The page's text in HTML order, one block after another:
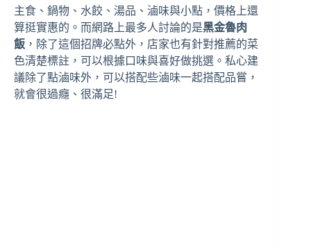
主食、鍋物、水餃、湯品、滷味與小點，價格上還
算挺實惠的。而網路上最多人討論的是黑金魯肉
飯 ，除了這個招牌必點外，店家也有針對推薦的菜
色清楚標註，可以根據口味與喜好做挑選。私心建
議除了點滷味外，可以搭配些滷味一起搭配品嘗，
就會很過癮、很滿足!